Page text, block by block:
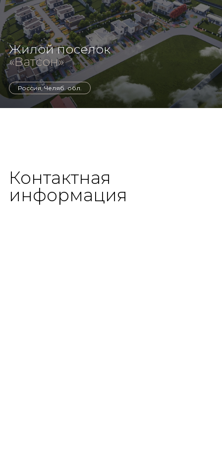
Россия, Челяб. обл.
Жилой поселок
«Ватсон»
Контактная
информация